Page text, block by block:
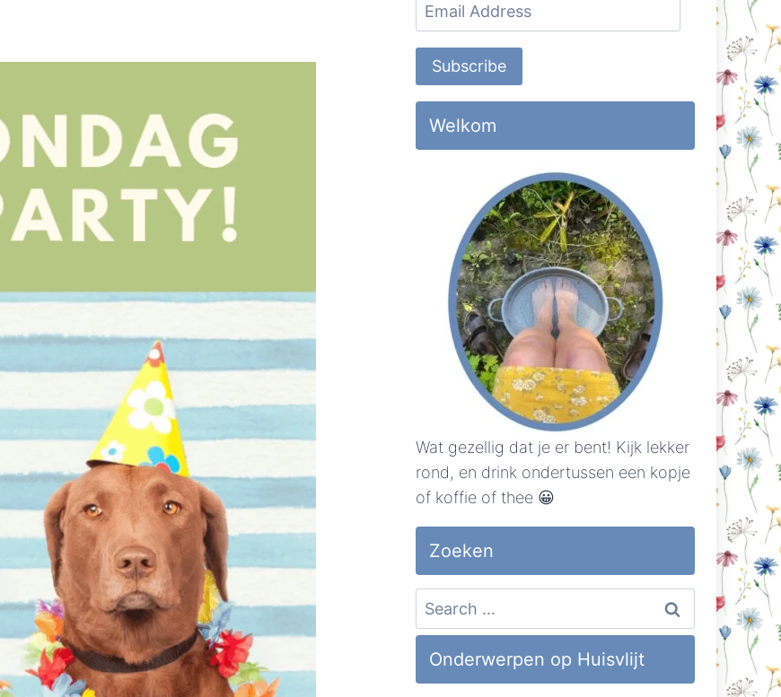
Address
Subscribe
Welkom
Wat gezellig dat je er bent! Kijk lekker
rond, en drink ondertussen een kopje
of koffie of thee 😀
Zoeken
Search
for:
Onderwerpen op Huisvlijt